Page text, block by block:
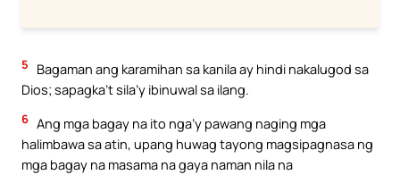
5
Bagaman ang karamihan sa kanila ay hindi nakalugod sa
Dios; sapagka’t sila’y ibinuwal sa ilang.
6 Ang mga bagay na ito nga’y pawang naging mga
halimbawa sa atin, upang huwag tayong magsipagnasa ng
mga bagay na masama na gaya naman nila na